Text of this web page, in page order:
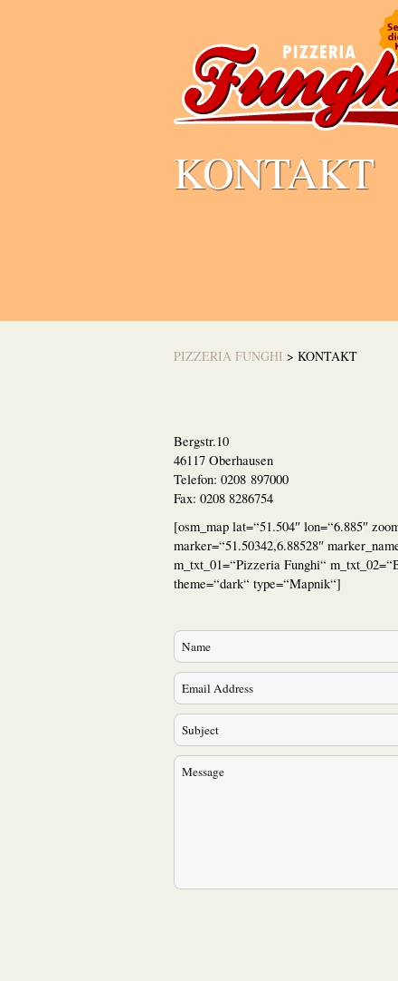
KONTAKT
PIZZERIA FUNGHI > KONTAKT
Bergstr.10
46117 Oberhausen
Telefon: 0208 897000
Fax: 0208 8286754
[osm_map lat=“51.504″ lon=“6.885″
marker=“51.50342,6.88528″
m_txt_01=“Pizzeria Funghi“
theme=“dark“ type=“Mapnik“]